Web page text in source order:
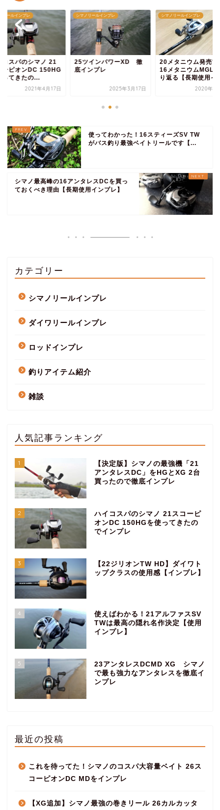
リールインプレ
コスパのシマノ 21
ーピオンDC 150HG
ってきたの...
2021年4月17日
シマノリールインプレ
25ツインパワーXD 徹
底インプレ
2025年3月17日
シマノリールインプレ
20メタニウム発売前
16メタニウムMGL
り返る【長期使用イ
2020年1
使ってわかった！16スティーズSV TW
がバス釣り最強ベイトリールです【...
シマノ最高峰の16アンタレスDCを買っ
ておくべき理由【長期使用インプレ】
カテゴリー
シマノリールインプレ
ダイワリールインプレ
ロッドインプレ
釣りアイテム紹介
雑談
人気記事ランキング
1
【決定版】シマノの最強機「21
アンタレスDC」をHGとXG 2台
買ったので徹底インプレ
2
ハイコスパのシマノ 21スコーピ
オンDC 150HGを使ってきたの
でインプレ
3
【22ジリオンTW HD】ダイワト
ップクラスの使用感【インプレ】
4
使えばわかる！21アルファスSV
TWは最高の隠れ名作決定【使用
インプレ】
5
23アンタレスDCMD XG シマノ
で最も強力なアンタレスを徹底イ
ンプレ
最近の投稿
これを待ってた！シマノのコスパ大容量ベイト 26ス
コーピオンDC MDをインプレ
【XG追加】シマノ最強の巻きリール 26カルカッタ